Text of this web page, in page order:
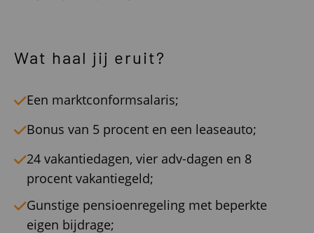
Wat haal jij eruit?
Een marktconformsalaris;
Bonus van 5 procent en een leaseauto;
24 vakantiedagen, vier adv-dagen en 8
procent vakantiegeld;
Gunstige pensioenregeling met beperkte
eigen bijdrage;